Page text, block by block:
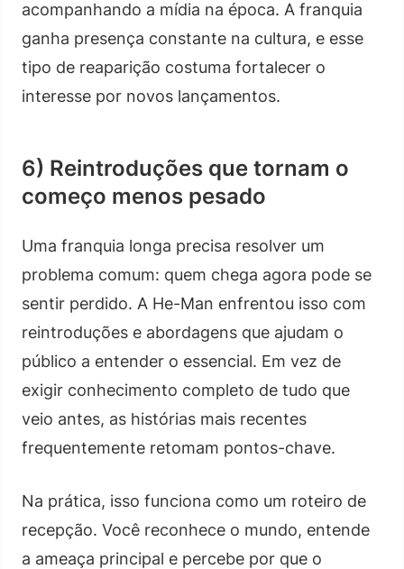
acompanhando a mídia na época. A franquia
ganha presença constante na cultura, e esse
tipo de reaparição costuma fortalecer o
interesse por novos lançamentos.
6) Reintroduções que tornam o
começo menos pesado
Uma franquia longa precisa resolver um
problema comum: quem chega agora pode se
sentir perdido. A He-Man enfrentou isso com
reintroduções e abordagens que ajudam o
público a entender o essencial. Em vez de
exigir conhecimento completo de tudo que
veio antes, as histórias mais recentes
frequentemente retomam pontos-chave.
Na prática, isso funciona como um roteiro de
recepção. Você reconhece o mundo, entende
a ameaça principal e percebe por que o